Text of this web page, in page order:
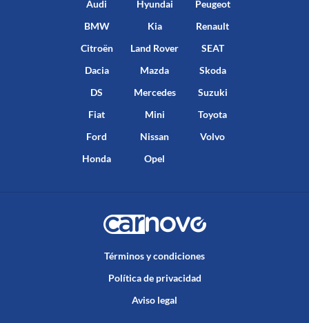
Audi
BMW
Citroën
Dacia
DS
Fiat
Ford
Honda
Hyundai
Kia
Land Rover
Mazda
Mercedes
Mini
Nissan
Opel
Peugeot
Renault
SEAT
Skoda
Suzuki
Toyota
Volvo
Términos y condiciones
Política de privacidad
Aviso legal